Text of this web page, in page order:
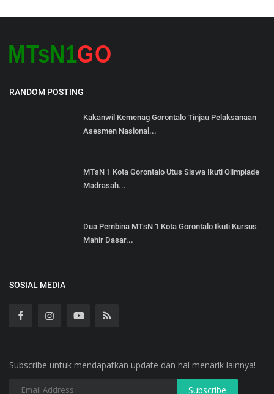
RANDOM POSTING
Kakanwil Kemenag Gorontalo Tinjau Pelaksanaan
Asesmen Nasional...
MTsN 1 Kota Gorontalo Utus Siswa Ikuti Olimpiade
Madrasah...
Dua Pembina MTsN 1 Kota Gorontalo Ikuti Kursus
Mahir Dasar...
SOSIAL MEDIA
Subscribe untuk mendapatkan update dan hal menarik lainnya!